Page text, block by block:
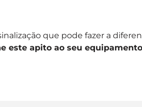
que pode fazer a
este apito ao seu